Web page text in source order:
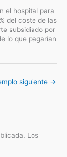
el hospital para
del coste de las
subsidiado por
lo que pagarían
siguiente →
Los